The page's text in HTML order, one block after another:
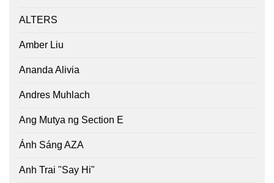
ALTERS
Amber Liu
Ananda Alivia
Andres Muhlach
Ang Mutya ng Section E
Ánh Sáng AZA
Anh Trai "Say Hi"